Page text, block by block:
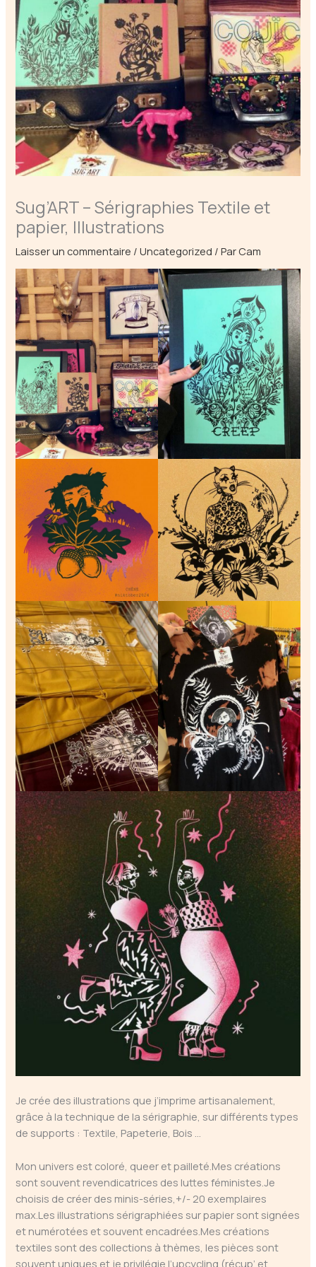
Sug’ART – Sérigraphies Textile et
papier, Illustrations
Laisser un commentaire /Uncategorized / Par Cam
Je crée des illustrations que j’imprime artisanalement,
grâce à la technique de la sérigraphie, sur différents types
de supports : Textile, Papeterie, Bois …
Mon univers est coloré, queer et pailleté.Mes créations
sont souvent revendicatrices des luttes féministes.Je
choisis de créer des minis-séries,+/- 20 exemplaires
max.Les illustrations sérigraphiées sur papier sont signées
et numérotées et souvent encadrées.Mes créations
textiles sont des collections à thèmes, les pièces sont
souvent uniques et je privilégie l’upcycling (récup’ et